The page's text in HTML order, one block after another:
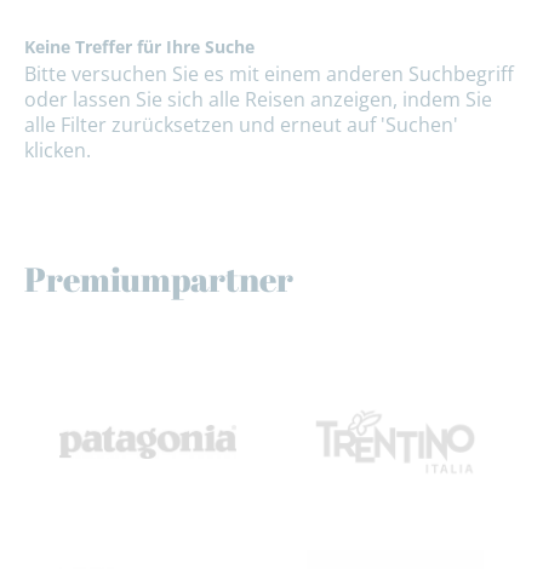
Keine Treffer für Ihre Suche
Bitte versuchen Sie es mit einem anderen Suchbegriff
oder lassen Sie sich alle Reisen anzeigen, indem Sie
alle Filter zurücksetzen und erneut auf 'Suchen'
klicken.
Premiumpartner